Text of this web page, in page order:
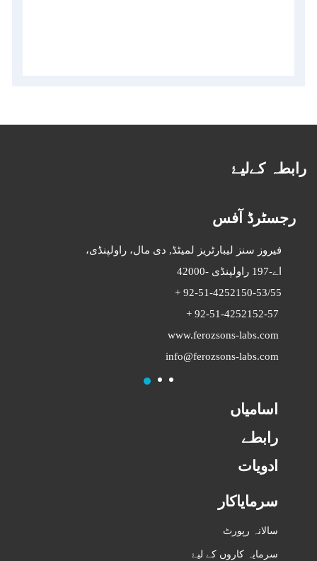
رابطہ کےلیۓ
رجسٹرڈ آفس
فیروز سنز لیبارٹریز لمیٹڈ, دی مال، راولپنڈی،
اے-197
راولپنڈی -42000
92-51-4252150-53/55
+
+
www.ferozsons-labs.com
info@ferozsons-labs.com
1 2
اسامیاں
رابطے
ادویات
سرمایاکار
سالانہ رپورٹ
سرمایہ کاروں کے لیۓ